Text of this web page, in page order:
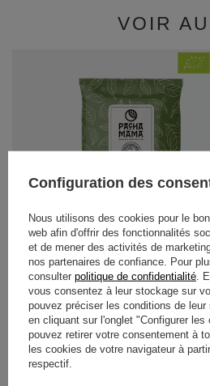
VOIR
Guayusa Pachamama Menta Limon 25 g
1,99 € / article
(79,60 € / kg)
Configuration des
Nous utilisons des cookies pour le
web afin d'offrir des fonctionnalités
et de mener des activités de
nos partenaires de confiance. Pour
consulter politique de confidentialité .
vous consentez à leur stockage sur
pouvez préciser les conditions de
en cliquant sur l'onglet "Configurer les
pouvez retirer votre consentement à
les cookies de votre navigateur à
respectif.